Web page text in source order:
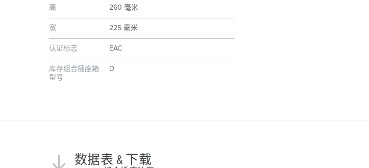
高 260 毫米
宽 225 毫米
认证标志 EAC
库存组合插座箱
型号
D
数据表 & 下载